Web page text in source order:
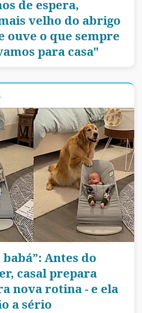
de espera,
velho do abrigo
ouve o que sempre
para casa"
Antes do
casal prepara
nova rotina - e ela
a sério